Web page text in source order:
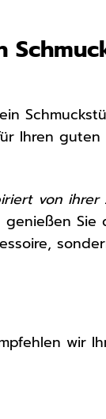
Ihren guten
von ihrer
genießen
wir